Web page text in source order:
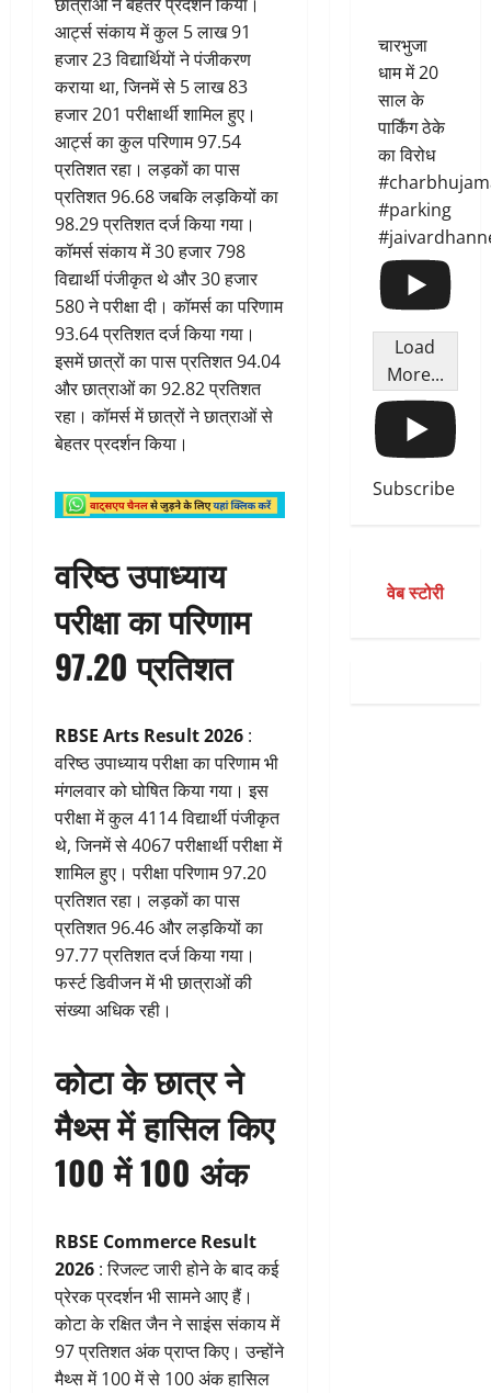
आर्ट्स संकाय में कुल 5 लाख 91
हजार 23 विद्यार्थियों ने पंजीकरण
कराया था, जिनमें से 5 लाख 83
हजार 201 परीक्षार्थी शामिल हुए।
आर्ट्स का कुल परिणाम 97.54
प्रतिशत रहा। लड़कों का पास
प्रतिशत 96.68 जबकि लड़कियों का
98.29 प्रतिशत दर्ज किया गया।
कॉमर्स संकाय में 30 हजार 798
विद्यार्थी पंजीकृत थे और 30 हजार
580 ने परीक्षा दी। कॉमर्स का परिणाम
93.64 प्रतिशत दर्ज किया गया।
इसमें छात्रों का पास प्रतिशत 94.04
और छात्राओं का 92.82 प्रतिशत
रहा। कॉमर्स में छात्रों ने छात्राओं से
बेहतर प्रदर्शन किया।
वरिष्ठ उपाध्याय
परीक्षा का परिणाम
97.20 प्रतिशत
RBSE Arts Result 2026 :
वरिष्ठ उपाध्याय परीक्षा का परिणाम भी
मंगलवार को घोषित किया गया। इस
परीक्षा में कुल 4114 विद्यार्थी पंजीकृत
थे, जिनमें से 4067 परीक्षार्थी परीक्षा में
शामिल हुए। परीक्षा परिणाम 97.20
प्रतिशत रहा। लड़कों का पास
प्रतिशत 96.46 और लड़कियों का
97.77 प्रतिशत दर्ज किया गया।
फर्स्ट डिवीजन में भी छात्राओं की
संख्या अधिक रही।
कोटा के छात्र ने
मैथ्स में हासिल किए
100 में 100 अंक
RBSE Commerce Result
2026 : रिजल्ट जारी होने के बाद कई
प्रेरक प्रदर्शन भी सामने आए हैं।
कोटा के रक्षित जैन ने साइंस संकाय में
97 प्रतिशत अंक प्राप्त किए। उन्होंने
मैथ्स में 100 में से 100 अंक हासिल
चारभुजा
धाम में 20
साल के
पार्किंग ठेके
का विरोध
#parking
Load
More...
Subscribe
वेब स्टोरी